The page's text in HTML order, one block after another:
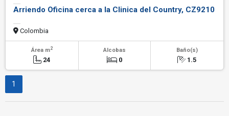
Arriendo Oficina cerca a la Clinica del Country, CZ9210
Colombia
Área m2
24
Alcobas
0
Baño(s)
1.5
1